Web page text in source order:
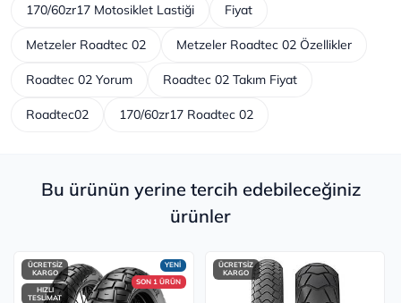
170/60zr17 Motosiklet Lastiği Fiyat
Metzeler Roadtec 02 Metzeler Roadtec 02 Özellikler
Roadtec 02 Yorum Roadtec 02 Takım Fiyat
Roadtec02 170/60zr17 Roadtec 02
Bu ürünün yerine tercih edebileceğiniz
ürünler
YENİ
SON 1 ÜRÜN
ÜCRETSİZ
KARGO
HIZLI
TESLİMAT
ÜCRETSİZ
KARGO